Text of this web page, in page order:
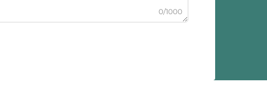
0/1000